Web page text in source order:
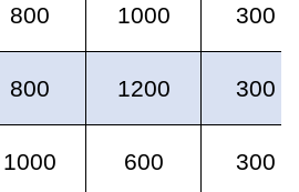
800 1000 300
800 1200 300
1000 600 300